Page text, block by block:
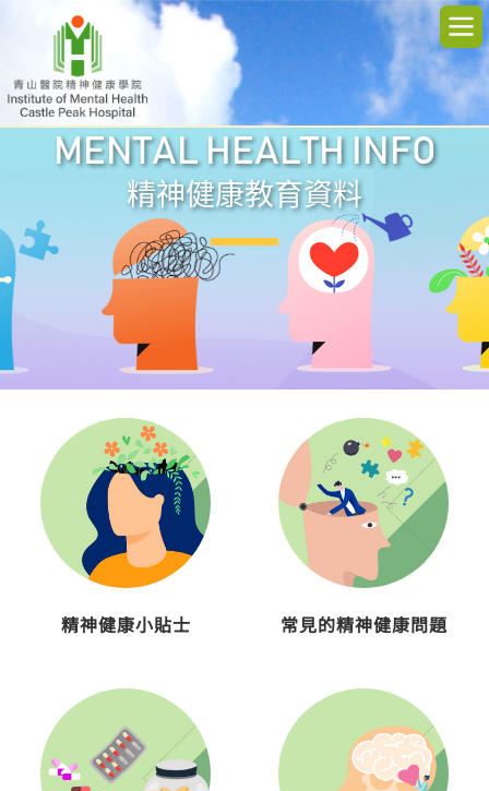
MENTAL HEALTH INFO
精神健康教育資料
精神健康小貼士 常見的精神健康問題